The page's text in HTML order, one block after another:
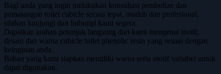
Bagi anda yang ingin melakukan konsultasi pembelian dan
pemasangan toilet cubicle secara tepat, mudah dan profesional,
silakan kunjungi dan hubungi kami segera.
Dapatkan arahan petunjuk langsung dari kami mengenai motif,
desain dan warna cubicle toilet phenolic resin yang sesuai dengan
keinginan anda.
Bahan yang kami siapkan memiliki warna serta motif variabel untuk
dapat digunakan.